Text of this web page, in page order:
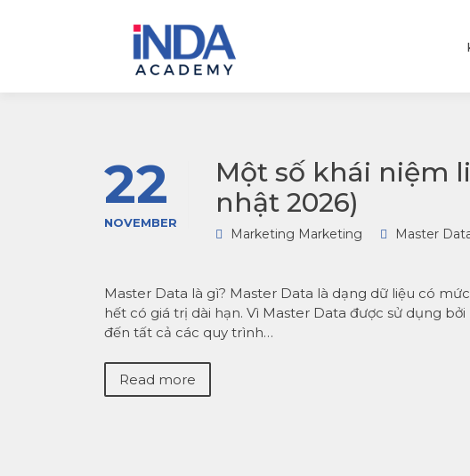
& AI INSIGHT
chứng khoán và doanh
22
NOVEMBER
Một số khái niệm
nhật 2026)
Marketing Marketing Master
Master Data là gì? Master Data là dạng dữ liệu có
hết có giá trị dài hạn. Vì Master Data được sử dụng
đến tất cả các quy trình…
Read more